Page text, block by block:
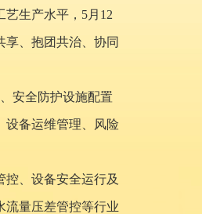
生产水平，5月12
享、抱团共治、协同
安全防护设施配置
设备运维管理、风险
、设备安全运行及
流量压差管控等行业